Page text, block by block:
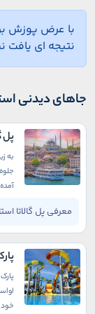
با عرض پوزش
نتیجه ای یافت
جاهای دیدنی
پل
معرفی پل گالاتا
به